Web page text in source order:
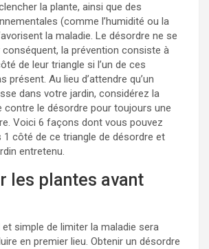
la plante, ainsi que des
(comme l’humidité ou la
la maladie. Le désordre ne se
conséquent, la prévention consiste à
de leur triangle si l’un de ces
présent. Au lieu d’attendre qu’un
dans votre jardin, considérez la
contre le désordre pour toujours une
Voici 6 façons dont vous pouvez
1 côté de ce triangle de désordre et
entretenu.
les plantes avant
simple de limiter la maladie sera
en premier lieu. Obtenir un désordre